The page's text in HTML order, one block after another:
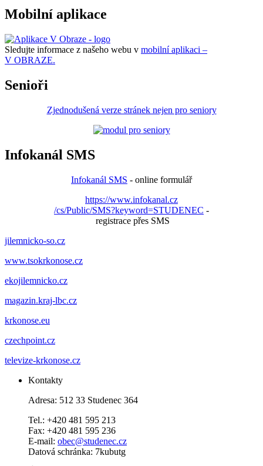
Mobilní aplikace
Sledujte informace z našeho webu v mobilní aplikaci –
V OBRAZE.
Senioři
Zjednodušená verze stránek nejen pro seniory
Infokanál SMS
Infokanál SMS - online formulář
https://www.infokanal.cz
/cs/Public/SMS?keyword=STUDENEC -
registrace přes SMS
jilemnicko-so.cz
www.tsokrkonose.cz
ekojilemnicko.cz
magazin.kraj-lbc.cz
krkonose.eu
czechpoint.cz
televize-krkonose.cz
Kontakty
Adresa: 512 33 Studenec 364
Tel.: +420 481 595 213
Fax: +420 481 595 236
E-mail: obec@studenec.cz
Datová schránka: 7kubutg